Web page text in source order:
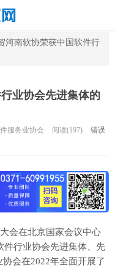
河南软协荣获中国软件行
业协会先进集体的
服务业协会 阅读(197)
错误
会在北京国家会议中心
件行业协会先进集体、先
会在2022年全面开展了